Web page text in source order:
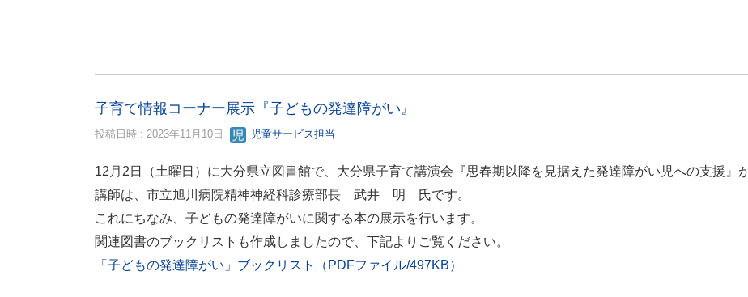
子育て情報コーナー展示『子どもの発達障がい』
投稿日時 : 2023年11月10日 児童サービス担当
12月2日（土曜日）に大分県立図書館で、大分県子育て講演会『思春期以降を見据えた発達障がい児への支援』
講師は、市立旭川病院精神神経科診療部長 武井 明 氏です。
これにちなみ、子どもの発達障がいに関する本の展示を行います。
関連図書のブックリストも作成しましたので、下記よりご覧ください。
「子どもの発達障がい」ブックリスト（PDFファイル/497KB）